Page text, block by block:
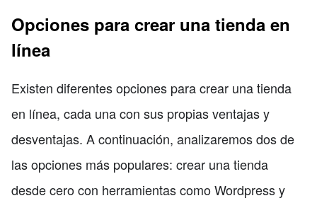
Opciones para crear una tienda en
línea
Existen diferentes opciones para crear una tienda
en línea, cada una con sus propias ventajas y
desventajas. A continuación, analizaremos dos de
las opciones más populares: crear una tienda
desde cero con herramientas como Wordpress y